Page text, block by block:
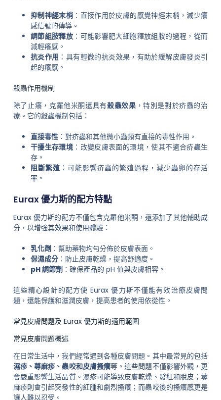
抑制神經末梢 ：直接作用於皮膚的感覺神經末梢，減少癢
感信號的傳導。
調節組胺釋放 ：可能影響肥大細胞釋放組胺的過程，從而
減輕癢感。
抗炎作用 ：具有輕微的抗炎效果，有助於緩解皮膚發炎引
起的癢感。
殺蟲作用機制
除了止癢，克羅他米酮還具有殺蟲效果 ，特別是對於疥蟲的治
療。它的殺蟲機制包括：
直接毒性：對疥蟲和其他微小蟲類有直接的毒性作用。
干擾生存環境 ：改變皮膚表面的環境，使其不適合疥蟲生
存。
阻斷繁殖 ：可能影響疥蟲的繁殖過程，減少蟲卵的存活
率。
Eurax 優力斯的配方特點
Eurax 優力斯的配方不僅包含克羅他米酮，還添加了其他輔助成
分，以增強其效果和使用體驗：
乳化劑：幫助藥物均勻分佈於皮膚表面。
保濕成分：防止皮膚乾燥，提高舒適度。
pH 調節劑：確保產品的 pH 值與皮膚相容。
這些精心設計的配方使 Eurax 優力斯不僅能有效治療皮膚問
題，還能保護和滋潤皮膚，提高患者的使用依從性。
常見皮膚問題及 Eurax 優力斯的適用範圍
常見皮膚問題概述
在日常生活中，我們經常遇到各種皮膚問題。其中最常見的包括
濕疹、蕁麻疹、蟲咬和皮膚搔癢等。這些問題不僅影響外觀，更
會嚴重影響生活品質。濕疹可能導致皮膚乾燥、發紅和脫皮；蕁
麻疹則會引起突發性的紅腫和劇烈搔癢；而蟲咬後的搔癢感更是
讓人難以忍受。